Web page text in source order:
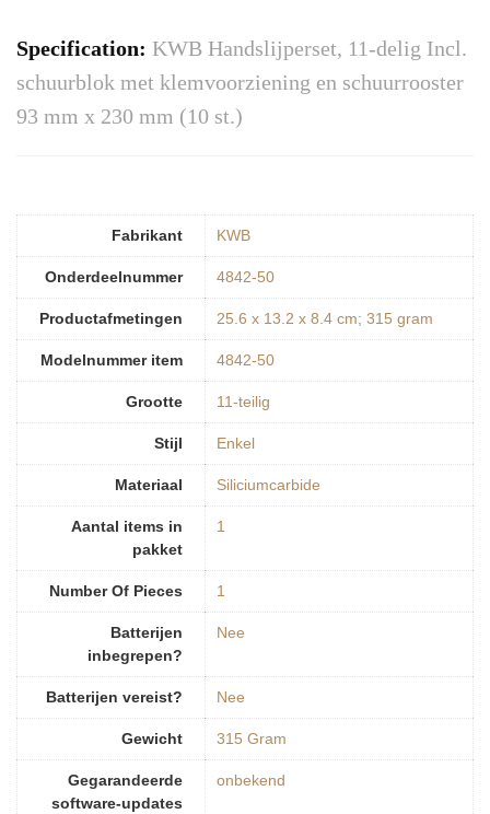
Specification: KWB Handslijperset, 11-delig Incl.
schuurblok met klemvoorziening en schuurrooster
93 mm x 230 mm (10 st.)
Fabrikant ‎KWB
Onderdeelnummer ‎4842-50
Productafmetingen ‎25.6 x 13.2 x 8.4 cm; 315 gram
Modelnummer item ‎4842-50
Grootte ‎11-teilig
Stijl ‎Enkel
Materiaal ‎Siliciumcarbide
Aantal items in
pakket
‎1
Number Of Pieces ‎1
Batterijen
inbegrepen?
‎Nee
Batterijen vereist? ‎Nee
Gewicht ‎315 Gram
Gegarandeerde
software-updates
‎onbekend